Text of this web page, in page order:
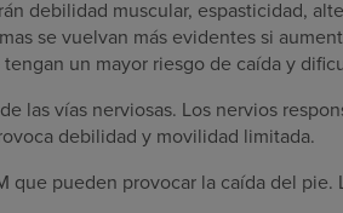
debilidad muscular, espasticidad,
se vuelvan más evidentes si
un mayor riesgo de caída y
las vías nerviosas. Los nervios
debilidad y movilidad limitada.
que pueden provocar la caída del